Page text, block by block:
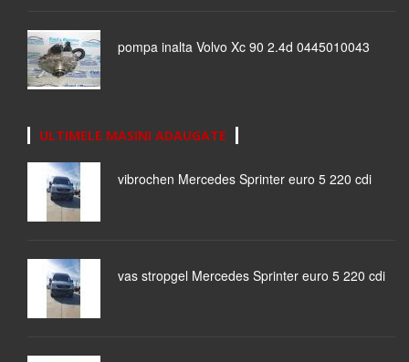
pompa inalta Volvo Xc 90 2.4d 0445010043
ULTIMELE MASINI ADAUGATE
vibrochen Mercedes Sprinter euro 5 220 cdi
vas stropgel Mercedes Sprinter euro 5 220 cdi